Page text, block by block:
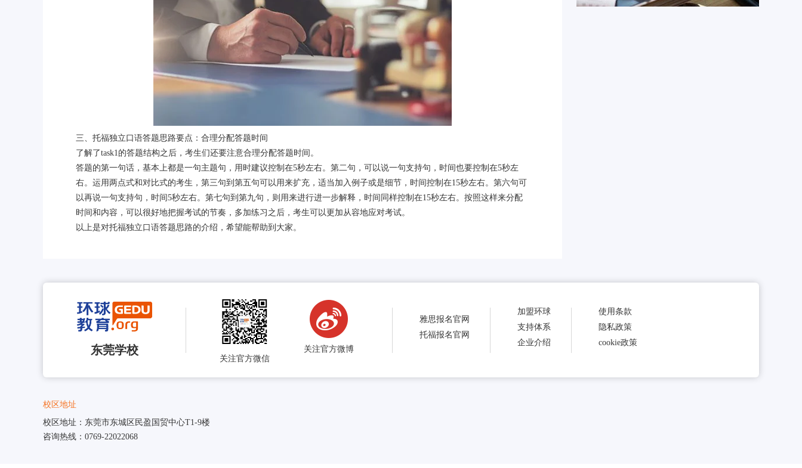
三、托福独立口语答题思路要点：合理分配答题时间
了解了task1的答题结构之后，考生们还要注意合理分配答题时间。
答题的第一句话，基本上都是一句主题句，用时建议控制在5秒左右。第二句，可以说一句支持句，时间也要控制在5秒左
右。运用两点式和对比式的考生，第三句到第五句可以用来扩充，适当加入例子或是细节，时间控制在15秒左右。第六句可
以再说一句支持句，时间5秒左右。第七句到第九句，则用来进行进一步解释，时间同样控制在15秒左右。按照这样来分配
时间和内容，可以很好地把握考试的节奏，多加练习之后，考生可以更加从容地应对考试。
以上是对托福独立口语答题思路的介绍，希望能帮助到大家。
东莞学校
关注官方微信
关注官方微博
雅思报名官网
托福报名官网
加盟环球
支持体系
企业介绍
使用条款
隐私政策
cookie政策
校区地址
校区地址：东莞市东城区民盈国贸中心T1-9楼
咨询热线：0769-22022068